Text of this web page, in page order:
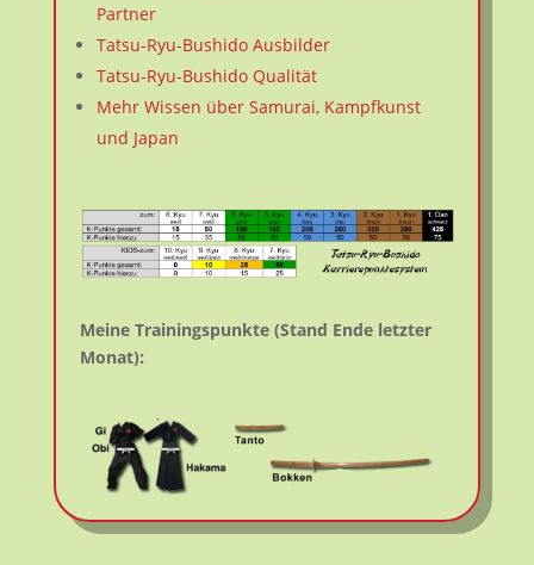
Partner
Tatsu-Ryu-Bushido Ausbilder
Tatsu-Ryu-Bushido Qualität
Mehr Wissen über Samurai, Kampfkunst
und Japan
Meine Trainingspunkte (Stand Ende letzter
Monat):